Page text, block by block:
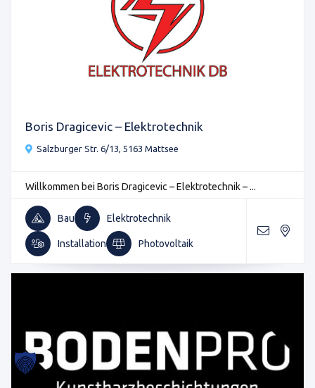
Boris Dragicevic – Elektrotechnik
Salzburger Str. 6/13, 5163 Mattsee
Willkommen bei Boris Dragicevic – Elektrotechnik – ...
Bau Elektrotechnik
Installation Photovoltaik